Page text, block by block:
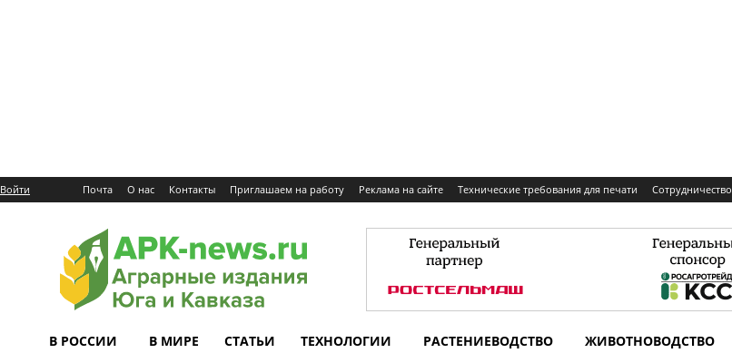
Войти Почта О нас Контакты Приглашаем на работу Реклама на сайте Технические требования для печати Сотрудничество
В РОССИИ В МИРЕ СТАТЬИ ТЕХНОЛОГИИ РАСТЕНИЕВОДСТВО ЖИВОТНОВОДСТВО